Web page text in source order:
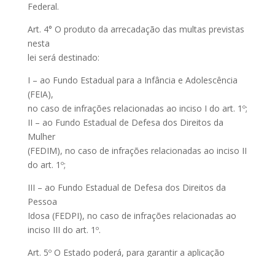
Federal.
Art. 4° O produto da arrecadação das multas previstas
nesta
lei será destinado:
I – ao Fundo Estadual para a Infância e Adolescência
(FEIA),
no caso de infrações relacionadas ao inciso I do art. 1º;
II – ao Fundo Estadual de Defesa dos Direitos da
Mulher
(FEDIM), no caso de infrações relacionadas ao inciso II
do art. 1º;
III – ao Fundo Estadual de Defesa dos Direitos da
Pessoa
Idosa (FEDPI), no caso de infrações relacionadas ao
inciso III do art. 1º.
Art. 5º O Estado poderá, para garantir a aplicação